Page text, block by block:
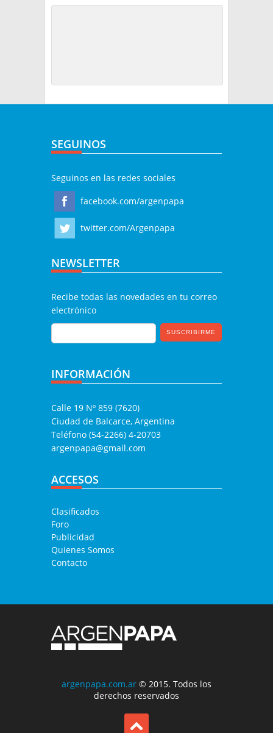
SEGUINOS
Seguinos en las redes sociales
facebook.com/argenpapa
twitter.com/Argenpapa
NEWSLETTER
Recibe todas las novedades en tu correo
electrónico
INFORMACIÓN
Calle 19 Nº 859 (7620)
Ciudad de Balcarce, Argentina
Teléfono (54-2266) 4-20703
argenpapa@gmail.com
ACCESOS
Clasificados
Foro
Publicidad
Quienes Somos
Contacto
argenpapa.com.ar © 2015. Todos los
derechos reservados